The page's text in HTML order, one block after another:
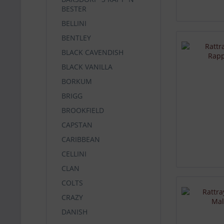
BESTER
BELLINI
BENTLEY
BLACK CAVENDISH
BLACK VANILLA
BORKUM
BRIGG
BROOKFIELD
CAPSTAN
CARIBBEAN
CELLINI
CLAN
COLTS
CRAZY
DANISH